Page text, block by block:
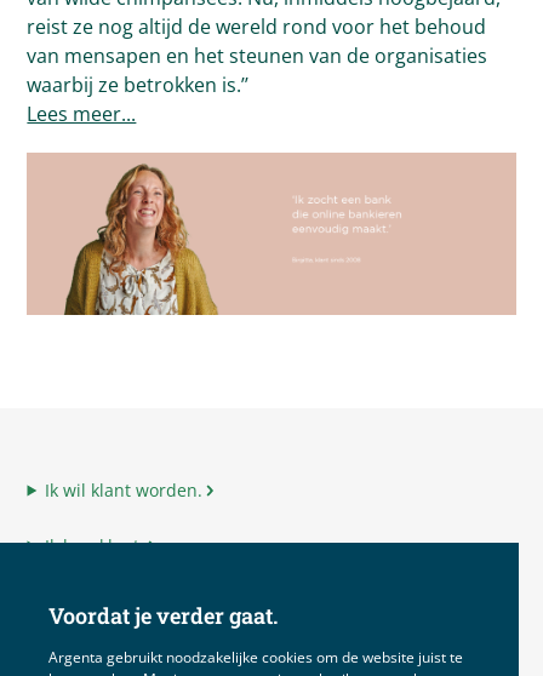
Voordat je verder gaat.
Argenta gebruikt noodzakelijke cookies om de website juist te
reist ze nog altijd de wereld rond voor het behoud
van mensapen en het steunen van de organisaties
waarbij ze betrokken is.’’
Lees meer...
Ik wil klant worden.
Ik ben klant.
Ik ben adviseur.
Ik ben Argenta.